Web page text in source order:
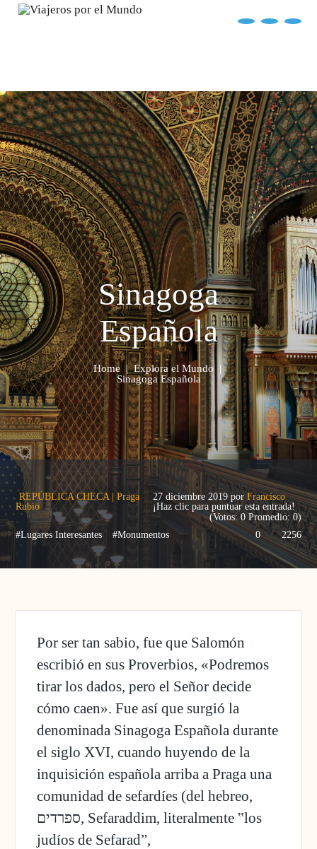
replica rolex air king watches
EXPLORA EL MUNDO
DESTINOS
ARTÍCULOS
ENTREVISTAS
¿QUIÉN SOY?
Sinagoga
Española
Home |Explora el Mundo |
Sinagoga Española
REPÚBLICA CHECA|Praga 27 diciembre 2019porFrancisco
Rubio
¡Haz clic para puntuar esta entrada!
(Votos:0Promedio:0)
#Lugares Interesantes
#Monumentos 2256
0
Por ser tan sabio, fue que Salomón
escribió en sus Proverbios, «Podremos
tirar los dados, pero el Señor decide
cómo caen». Fue así que surgió la
denominada Sinagoga Española durante
el siglo XVI, cuando huyendo de la
inquisición española arriba a Praga una
comunidad de sefardíes (del hebreo,
ספרדים, Sefaraddim, literalmente ‟los
judíos de Sefarad”,